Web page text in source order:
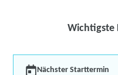
Wichtigste
Nächster Starttermin